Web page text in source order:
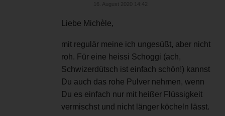
16. August 2020 14:42
Liebe Michèle,
mit regulär meine ich ungesüßt, aber nicht
roh. Für eine heissi Schoggi (ach,
Schwizerdütsch ist einfach schön!) kannst
Du auch das rohe Pulver nehmen, wenn
Du es einfach nur mit heißer Flüssigkeit
vermischst und nicht länger köcheln lässt.